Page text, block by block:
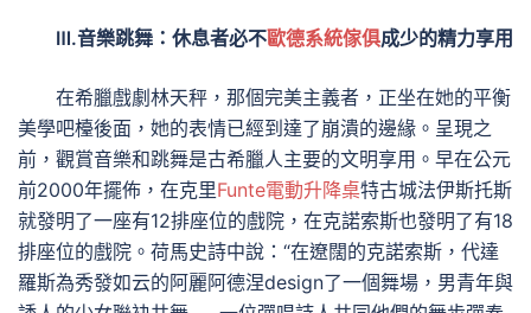
Ⅲ.音樂跳舞：休息者必不歐德系統傢俱成少的精力享用
在希臘戲劇林天秤，那個完美主義者，正坐在她的平衡
美學吧檯後面，她的表情已經到達了崩潰的邊緣。呈現之
前，觀賞音樂和跳舞是古希臘人主要的文明享用。早在公元
前2000年擺佈，在克里Funte電動升降桌特古城法伊斯托斯
就發明了一座有12排座位的戲院，在克諾索斯也發明了有18
排座位的戲院。荷馬史詩中說：“在遼闊的克諾索斯，代達
羅斯為秀發如云的阿麗阿德涅design了一個舞場，男青年與